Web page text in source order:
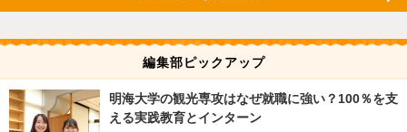
編集部ピックアップ
明海大学の観光専攻はなぜ就職に強い？100％を支
える実践教育とインターン